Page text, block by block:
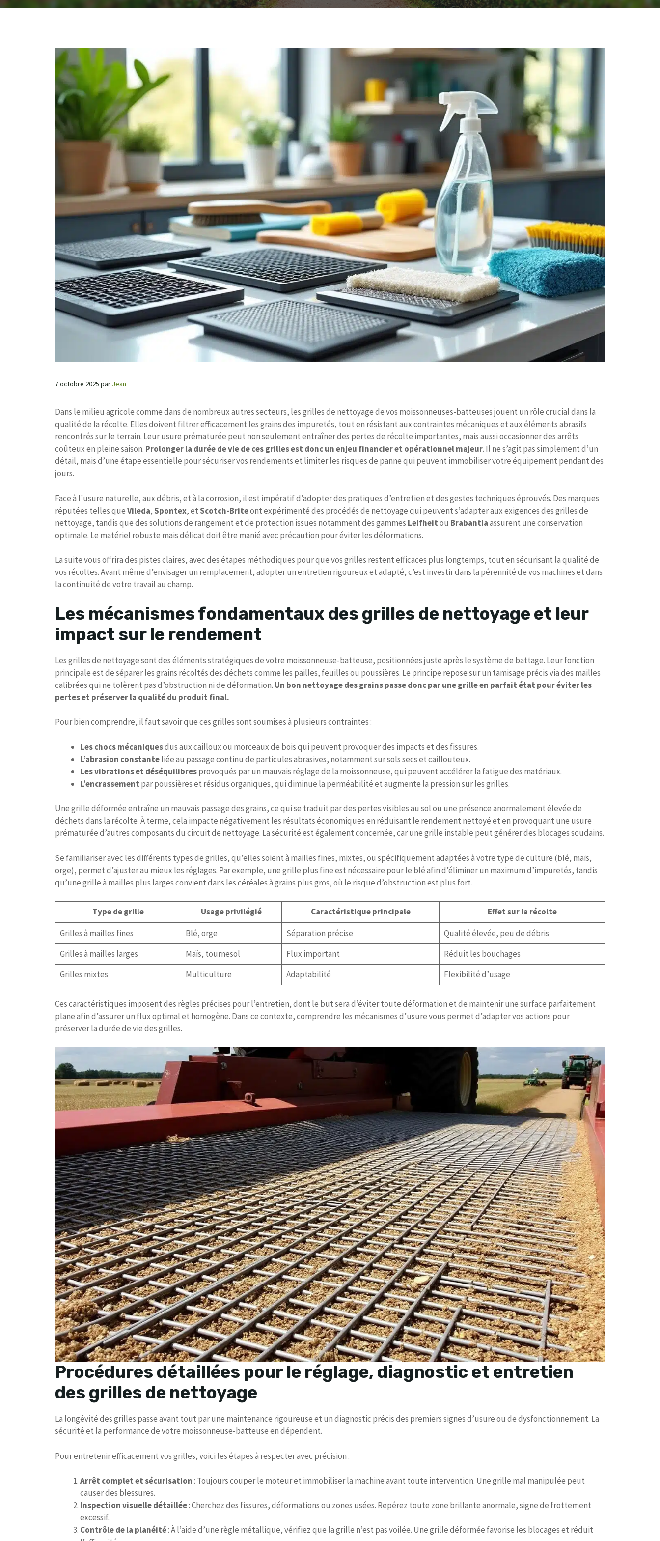
7 octobre 2025 par Jean
Dans le milieu agricole comme dans de nombreux autres secteurs, les grilles de nettoyage de vos moissonneuses-batteuses jouent un rôle crucial dans la
qualité de la récolte. Elles doivent filtrer efficacement les grains des impuretés, tout en résistant aux contraintes mécaniques et aux éléments abrasifs
rencontrés sur le terrain. Leur usure prématurée peut non seulement entraîner des pertes de récolte importantes, mais aussi occasionner des arrêts
coûteux en pleine saison. Prolonger la durée de vie de ces grilles est donc un enjeu financier et opérationnel majeur. Il ne s’agit pas simplement d’un
détail, mais d’une étape essentielle pour sécuriser vos rendements et limiter les risques de panne qui peuvent immobiliser votre équipement pendant des
jours.
Face à l’usure naturelle, aux débris, et à la corrosion, il est impératif d’adopter des pratiques d’entretien et des gestes techniques éprouvés. Des marques
réputées telles queVileda,Spontex, etScotch-Briteont expérimenté des procédés de nettoyage qui peuvent s’adapter aux exigences des grilles de
nettoyage, tandis que des solutions de rangement et de protection issues notamment des gammes Leifheitou Brabantiaassurent une conservation
optimale. Le matériel robuste mais délicat doit être manié avec précaution pour éviter les déformations.
La suite vous offrira des pistes claires, avec des étapes méthodiques pour que vos grilles restent efficaces plus longtemps, tout en sécurisant la qualité de
vos récoltes. Avant même d’envisager un remplacement, adopter un entretien rigoureux et adapté, c’est investir dans la pérennité de vos machines et dans
la continuité de votre travail au champ.
Les mécanismes fondamentaux des grilles de nettoyage et leur
impact sur le rendement
Les grilles de nettoyage sont des éléments stratégiques de votre moissonneuse-batteuse, positionnées juste après le système de battage. Leur fonction
principale est de séparer les grains récoltés des déchets comme les pailles, feuilles ou poussières. Le principe repose sur un tamisage précis via des mailles
calibrées qui ne tolèrent pas d’obstruction ni de déformation. Un bon nettoyage des grains passe donc par une grille en parfait état pour éviter les
pertes et préserver la qualité du produit final.
Pour bien comprendre, il faut savoir que ces grilles sont soumises à plusieurs contraintes :
Les chocs mécaniquesdus aux cailloux ou morceaux de bois qui peuvent provoquer des impacts et des fissures.
L’abrasion constanteliée au passage continu de particules abrasives, notamment sur sols secs et caillouteux.
Les vibrations et déséquilibresprovoqués par un mauvais réglage de la moissonneuse, qui peuvent accélérer la fatigue des matériaux.
L’encrassement par poussières et résidus organiques, qui diminue la perméabilité et augmente la pression sur les grilles.
Une grille déformée entraîne un mauvais passage des grains, ce qui se traduit par des pertes visibles au sol ou une présence anormalement élevée de
déchets dans la récolte. À terme, cela impacte négativement les résultats économiques en réduisant le rendement nettoyé et en provoquant une usure
prématurée d’autres composants du circuit de nettoyage. La sécurité est également concernée, car une grille instable peut générer des blocages soudains.
Se familiariser avec les différents types de grilles, qu’elles soient à mailles fines, mixtes, ou spécifiquement adaptées à votre type de culture (blé, maïs,
orge), permet d’ajuster au mieux les réglages. Par exemple, une grille plus fine est nécessaire pour le blé afin d’éliminer un maximum d’impuretés, tandis
qu’une grille à mailles plus larges convient dans les céréales à grains plus gros, où le risque d’obstruction est plus fort.
Type de grille Usage privilégié Caractéristique principale
Effet sur la récolte
Grilles à mailles fines
Blé, orge Séparation précise
Qualité élevée, peu de débris
Grilles à mailles larges
Maïs, tournesol Flux important
Réduit les bouchages
Grilles mixtes
Multiculture Adaptabilité Flexibilité d’usage
Ces caractéristiques imposent des règles précises pour l’entretien, dont le but sera d’éviter toute déformation et de maintenir une surface parfaitement
plane afin d’assurer un flux optimal et homogène. Dans ce contexte, comprendre les mécanismes d’usure vous permet d’adapter vos actions pour
préserver la durée de vie des grilles.
Procédures détaillées pour le réglage, diagnostic et entretien
des grilles de nettoyage
La longévité des grilles passe avant tout par une maintenance rigoureuse et un diagnostic précis des premiers signes d’usure ou de dysfonctionnement. La
sécurité et la performance de votre moissonneuse-batteuse en dépendent.
Pour entretenir efficacement vos grilles, voici les étapes à respecter avec précision :
Arrêt complet et sécurisation: Toujours couper le moteur et immobiliser la machine avant toute intervention. Une grille mal manipulée peut
causer des blessures.
Inspection visuelle détaillée: Cherchez des fissures, déformations ou zones usées. Repérez toute zone brillante anormale, signe de frottement
excessif.
Contrôle de la planéité: À l’aide d’une règle métallique, vérifiez que la grille n’est pas voilée. Une grille déformée favorise les blocages et réduit